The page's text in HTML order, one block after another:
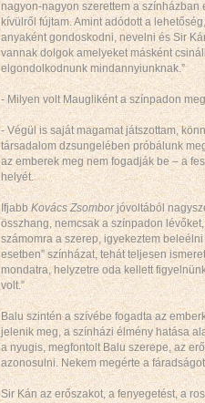
nagyon-nagyon szerettem a színházban
kívülről fújtam. Amint adódott a
anyaként gondoskodni, nevelni és Sir
vannak dolgok amelyeket másként
elgondolkodnunk mindannyiunknak.”
- Milyen volt Maugliként a színpadon
- Végül is saját magamat játszottam,
társadalom dzsungelében próbálunk
az emberek meg nem fogadják be – a
helyét.
Ifjabb Kovács Zsomborjóvoltából
összhang, nemcsak a színpadon
számomra a szerep, igyekeztem
esetben” színházat, tehát teljesen
mondatra, helyzetre oda kellett
volt.”
Balu szintén a szívébe fogadta az
jelenik meg, a színházi élmény hatása
a nyugis, megfontolt Balu szerepe, az
azonosulni. Nekem megérte a
Sir Kán az erőszakot, a fenyegetést, a